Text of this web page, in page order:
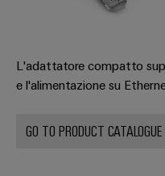
L'adattatore compatto
e l'alimentazione su
GO TO PRODUCT CATALOGUE